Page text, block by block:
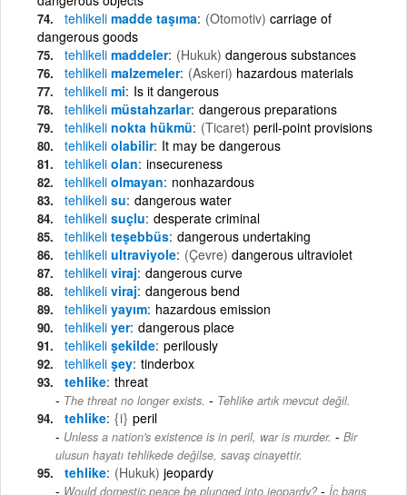
tehlikeli madde taşıma (Otomotiv) carriage of
dangerous goods
tehlikeli maddeler (Hukuk) dangerous substances
tehlikeli malzemeler (Askeri) hazardous materials
tehlikeli mi Is it dangerous
tehlikeli müstahzarlar dangerous preparations
tehlikeli nokta hükmü (Ticaret) peril-point provisions
tehlikeli olabilir It may be dangerous
tehlikeli olan insecureness
tehlikeli olmayan nonhazardous
tehlikeli su dangerous water
tehlikeli suçlu desperate criminal
tehlikeli teşebbüs dangerous undertaking
tehlikeli ultraviyole (Çevre) dangerous ultraviolet
tehlikeli viraj dangerous curve
tehlikeli viraj dangerous bend
tehlikeli yayım hazardous emission
tehlikeli yer dangerous place
tehlikeli şekilde perilously
tehlikeli şey tinderbox
tehlike threat
The threat no longer exists. - Tehlike artık mevcut değil.
tehlike {i} peril
Unless a nation's existence is in peril, war is murder. - Bir
ulusun hayatı tehlikede değilse, savaş cinayettir.
tehlike (Hukuk) jeopardy
Would domestic peace be plunged into jeopardy? - İç barış